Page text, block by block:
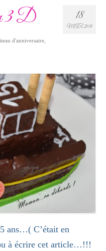
18
MAR 2018
3 D
d'anniversaire
ans…( C’était en
à écrire cet article…!!!